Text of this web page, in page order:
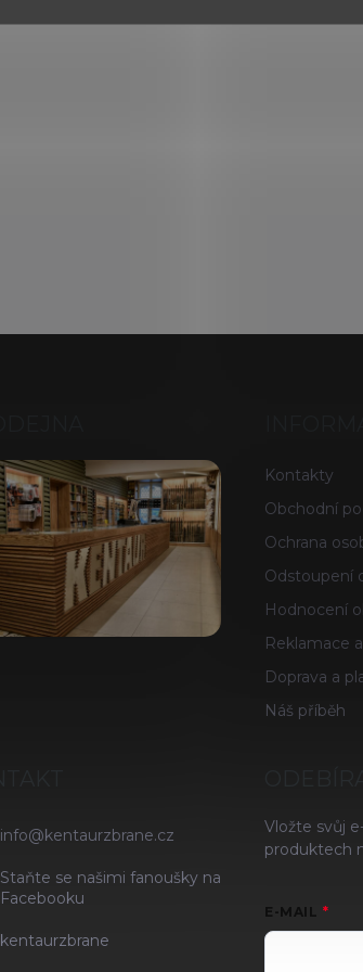
Kontakty
Obchodní
Ochrana
Odstoupení
Hodnocení
Reklamace
Doprava a
Náš příběh
info@kentaurzbrane.cz
Staňte se našimi fanoušky na
Facebooku
kentaurzbrane
Vložte svůj
produktech
E-MAIL